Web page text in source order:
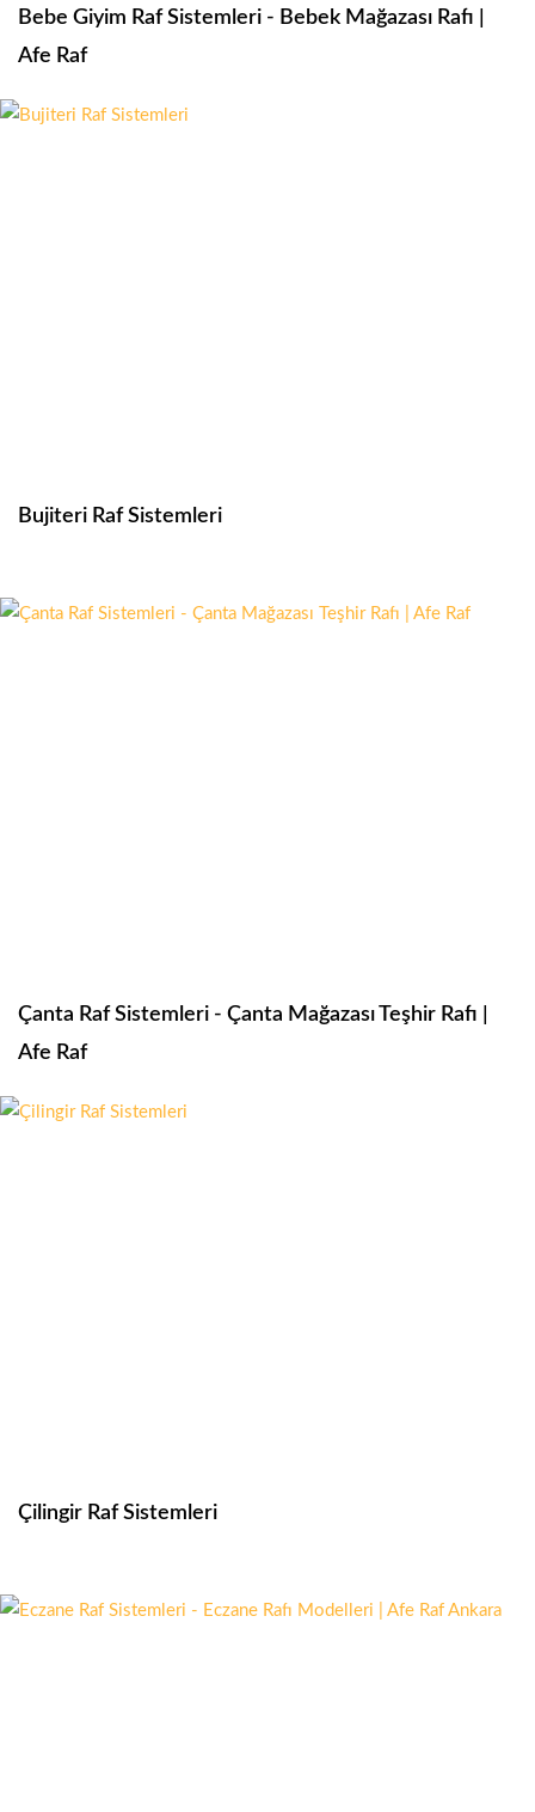
Bebe Giyim Raf Sistemleri - Bebek Mağazası Rafı |
Afe Raf
Bujiteri Raf Sistemleri
Çanta Raf Sistemleri - Çanta Mağazası Teşhir Rafı |
Afe Raf
Çilingir Raf Sistemleri